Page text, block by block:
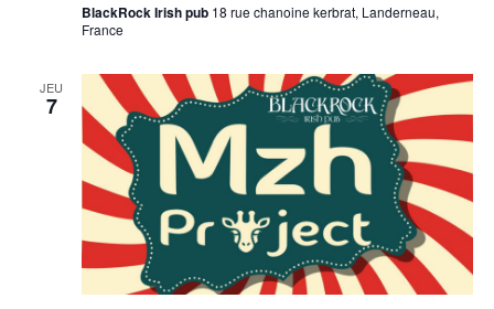
BlackRock Irish pub 18 rue chanoine kerbrat, Landerneau,
France
JEU
7